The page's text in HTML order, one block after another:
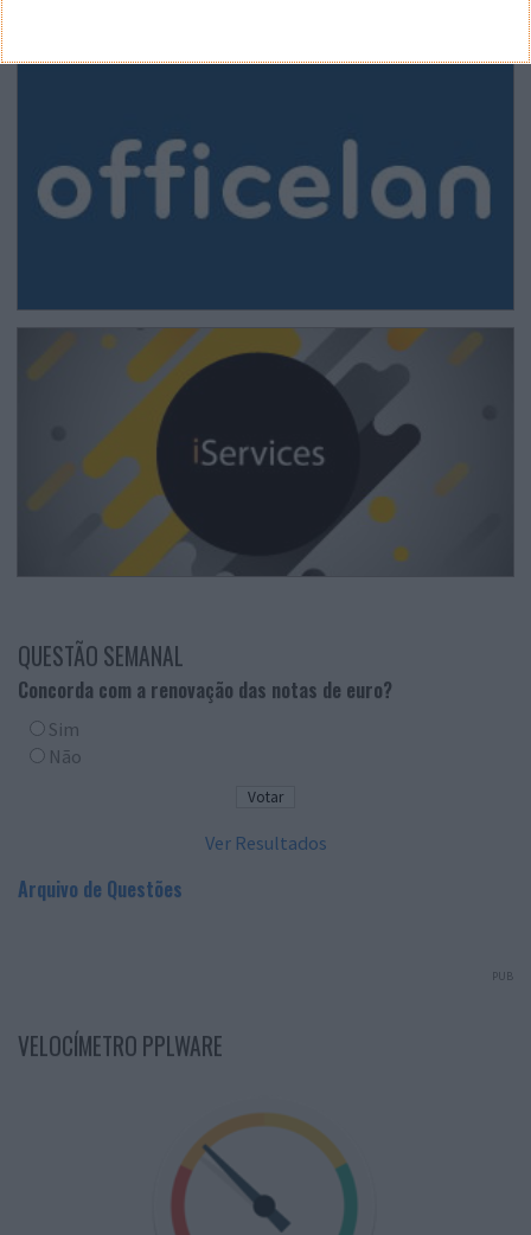
QUESTÃO SEMANAL
Concorda com a renovação das notas de euro?
Sim
Não
Ver Resultados
Arquivo de Questões
PUB
VELOCÍMETRO PPLWARE